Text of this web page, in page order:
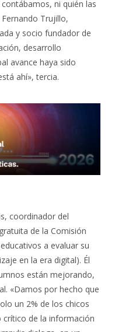
ni quién las
Trujillo,
y socio fundador de
desarrollo
avance haya sido
ahí», tercia.
coordinador del
de la Comisión
a evaluar su
en la era digital). Él
están mejorando,
«Damos por hecho que
un 2% de los chicos
crítico de la información